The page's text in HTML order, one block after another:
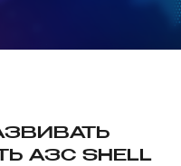
АЗС SHELL